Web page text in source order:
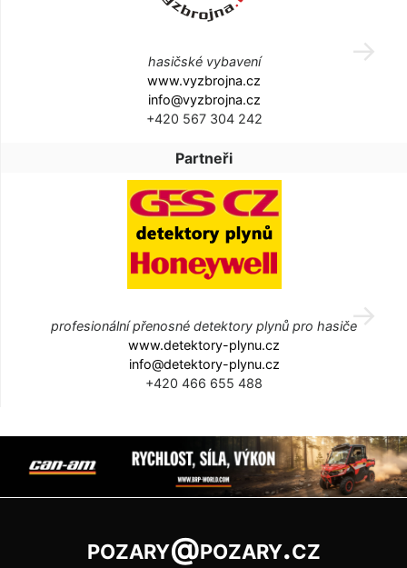
hasičské vybavení
www.vyzbrojna.cz
info@vyzbrojna.cz
+420 567 304 242
Partneři
profesionální přenosné detektory plynů pro hasiče
www.detektory-plynu.cz
info@detektory-plynu.cz
+420 466 655 488
pozary@pozary.cz